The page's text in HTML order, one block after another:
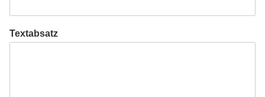
Textabsatz